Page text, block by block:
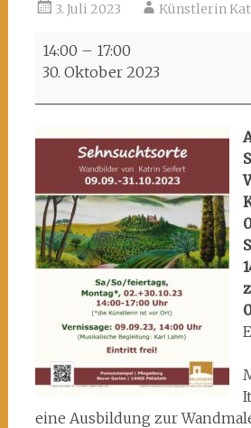
3. Juli 2023 Künstlerin
Ausstellung
"Sehnsuchtsorte.
von
Seifert"
Ausst_2309_Pom)
14:00 – 17:00
30. Oktober 2023
eine Ausbildung zur